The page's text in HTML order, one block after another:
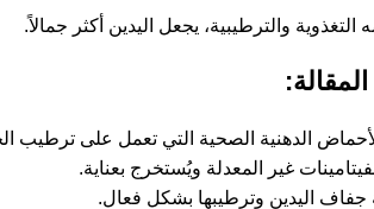
والترطيبية، يجعل اليدين أكثر جمالاً.
الدهنية الصحية التي تعمل على ترطيب
غير المعدلة ويُستخرج بعناية.
جفاف اليدين وترطيبها بشكل فعال.